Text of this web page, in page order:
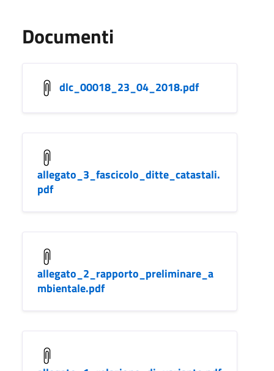
Documenti
dlc_00018_23_04_2018.pdf
allegato_3_fascicolo_ditte_catastali.
pdf
allegato_2_rapporto_preliminare_a
mbientale.pdf